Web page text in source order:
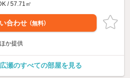
/ 57.71㎡
合わせ （無料）
ほか提供
瀬のすべての部屋を見る